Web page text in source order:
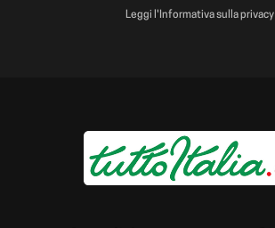
Leggi l'Informativa sulla privacy